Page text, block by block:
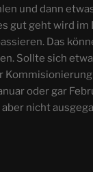
und dann
gut geht wird im
Das
Sollte sich
oder gar
nicht